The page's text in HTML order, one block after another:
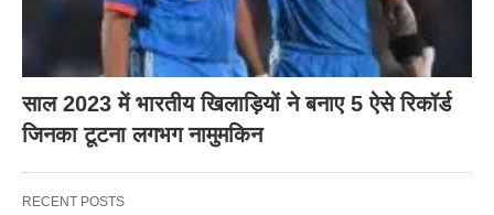
साल 2023 में भारतीय खिलाड़ियों ने बनाए 5 ऐसे रिकॉर्ड
जिनका टूटना लगभग नामुमकिन
RECENT POSTS